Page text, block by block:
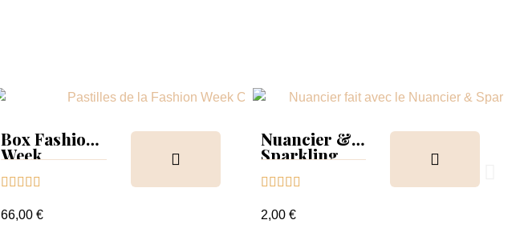
Box Fashion
Week
nuancier
    
66,00 €
Nuancier &
Sparkling
    
2,00 €